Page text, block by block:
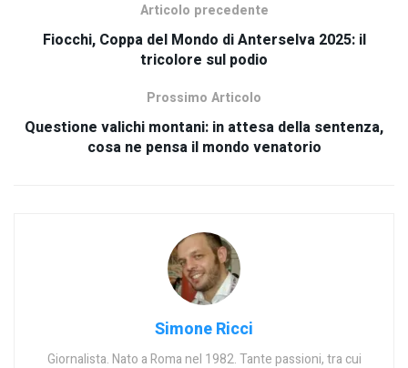
Articolo precedente
Fiocchi, Coppa del Mondo di Anterselva 2025: il
tricolore sul podio
Prossimo Articolo
Questione valichi montani: in attesa della sentenza,
cosa ne pensa il mondo venatorio
Simone Ricci
Giornalista. Nato a Roma nel 1982. Tante passioni, tra cui